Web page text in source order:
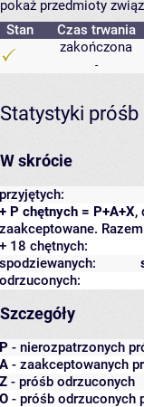
pokaż przedmioty
Stan
Czas trwania
zakończona
-
Statystyki próśb
W skrócie
przyjętych:
+ P chętnych = P+A+X,
zaakceptowane.
+ 18 chętnych:
spodziewanych:
odrzuconych:
Szczegóły
P - nierozpatrzonych
A - zaakceptowanych
Z - próśb odrzuconych
O - próśb odrzuconych